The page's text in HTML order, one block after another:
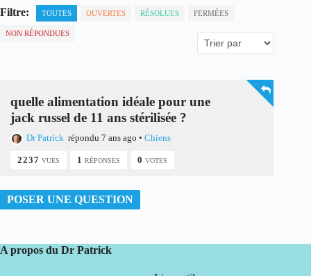
Filtre: TOUTES OUVERTES RÉSOLUES FERMÉES
NON RÉPONDUES
quelle alimentation idéale pour une
jack russel de 11 ans stérilisée ?
Dr Patrick répondu 7 ans ago • Chiens
2237 VUES 1 RÉPONSES 0 VOTES
POSER UNE QUESTION
A propos du Dr Patrick